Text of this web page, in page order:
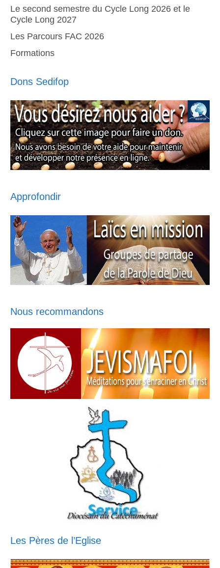
Le second semestre du Cycle Long 2026 et le
Cycle Long 2027
Les Parcours FAC 2026
Formations
Dons Sedifop
Approfondir
Nous recommandons
Les Pères de l’Eglise